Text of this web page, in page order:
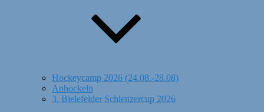
Hockeycamp 2026 (24.08.-28.08)
Anhockeln
3. Bielefelder Schlenzercup 2026